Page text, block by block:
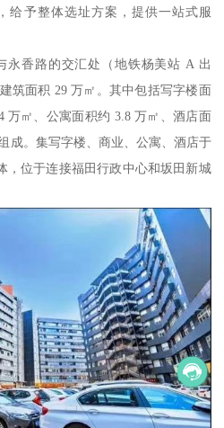
给予整体选址方案，提供一站式服
永香路的交汇处（地铁杨美站 A 出
筑面积 29 万㎡。其中包括写字楼面
万㎡、公寓面积约 3.8 万㎡、酒店面
成。集写字楼、商业、公寓、酒店于
，位于连接福田行政中心和坂田新城